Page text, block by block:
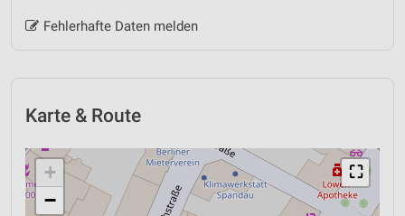
Fehlerhafte Daten melden
Karte & Route
⛶
+
−